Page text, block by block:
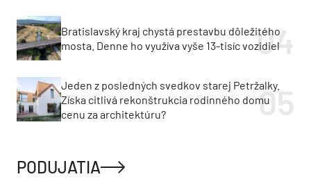
Bratislavský kraj chystá prestavbu dôležitého
mosta. Denne ho využíva vyše 13-tisíc vozidiel
Jeden z posledných svedkov starej Petržalky.
Získa citlivá rekonštrukcia rodinného domu
cenu za architektúru?
PODUJATIA